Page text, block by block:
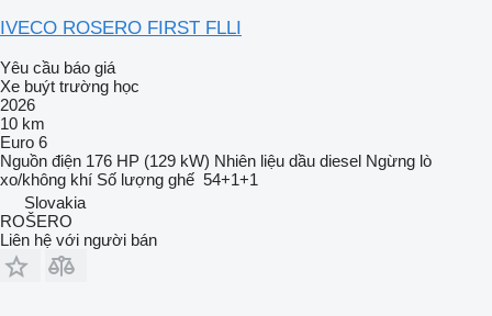
IVECO ROSERO FIRST FLLI
Yêu cầu báo giá
Xe buýt trường học
2026
10 km
Euro 6
Nguồn điện 176 HP (129 kW) Nhiên liệu dầu diesel Ngừng lò
xo/không khí Số lượng ghế 54+1+1
Slovakia
ROŠERO
Liên hệ với người bán